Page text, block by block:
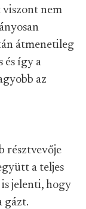
viszont nem
átmenetileg
és így a
az
résztvevője
a teljes
jelenti, hogy
gázt.